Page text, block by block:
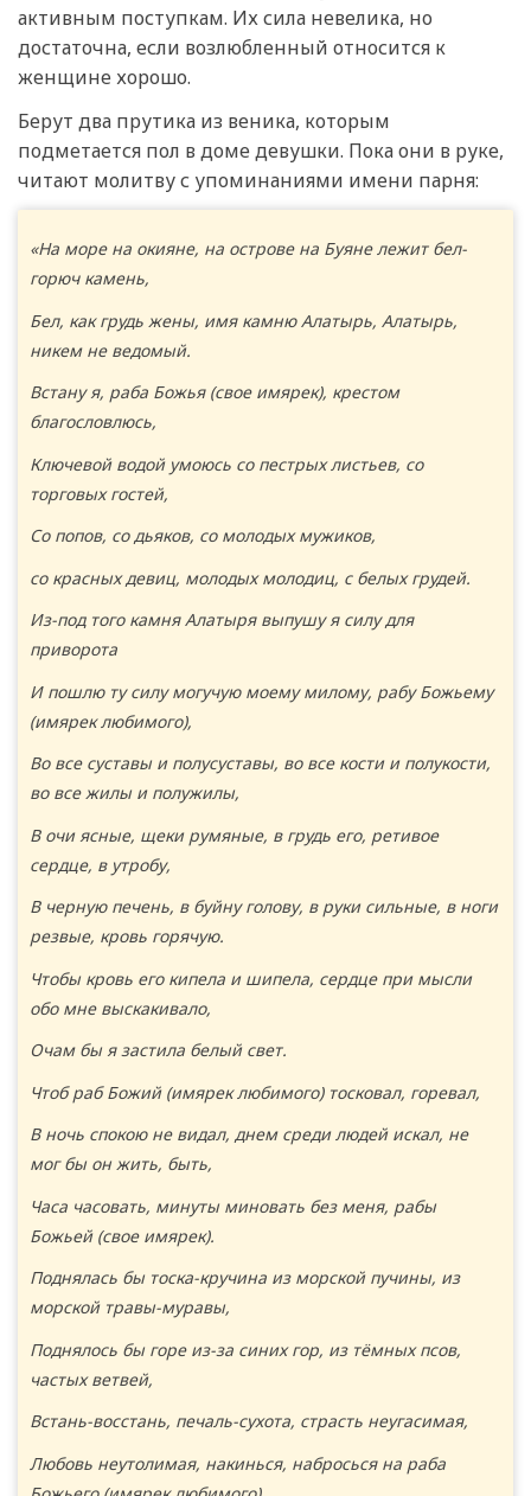
активным поступкам. Их сила невелика, но
достаточна, если возлюбленный относится к
женщине хорошо.
Берут два прутика из веника, которым
подметается пол в доме девушки. Пока они в руке,
читают молитву с упоминаниями имени парня:
«На море на окияне, на острове на Буяне лежит бел-
горюч камень,
Бел, как грудь жены, имя камню Алатырь, Алатырь,
никем не ведомый.
Встану я, раба Божья (свое имярек), крестом
благословлюсь,
Ключевой водой умоюсь со пестрых листьев, со
торговых гостей,
Со попов, со дьяков, со молодых мужиков,
со красных девиц, молодых молодиц, с белых грудей.
Из-под того камня Алатыря выпушу я силу для
приворота
И пошлю ту силу могучую моему милому, рабу Божьему
(имярек любимого),
Во все суставы и полусуставы, во все кости и полукости,
во все жилы и полужилы,
В очи ясные, щеки румяные, в грудь его, ретивое
сердце, в утробу,
В черную печень, в буйну голову, в руки сильные, в ноги
резвые, кровь горячую.
Чтобы кровь его кипела и шипела, сердце при мысли
обо мне выскакивало,
Очам бы я застила белый свет.
Чтоб раб Божий (имярек любимого) тосковал, горевал,
В ночь спокою не видал, днем среди людей искал, не
мог бы он жить, быть,
Часа часовать, минуты миновать без меня, рабы
Божьей (свое имярек).
Поднялась бы тоска-кручина из морской пучины, из
морской травы-муравы,
Поднялось бы горе из-за синих гор, из тёмных псов,
частых ветвей,
Встань-восстань, печаль-сухота, страсть неугасимая,
Любовь неутолимая, накинься, набросься на раба